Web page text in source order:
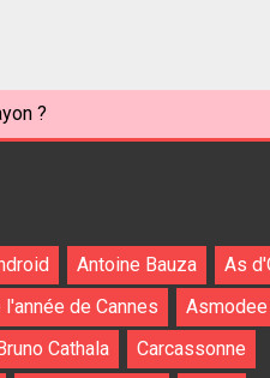
?
Antoine Bauza
As
de Cannes
Asmodee
Bruno Cathala
Carcassonne